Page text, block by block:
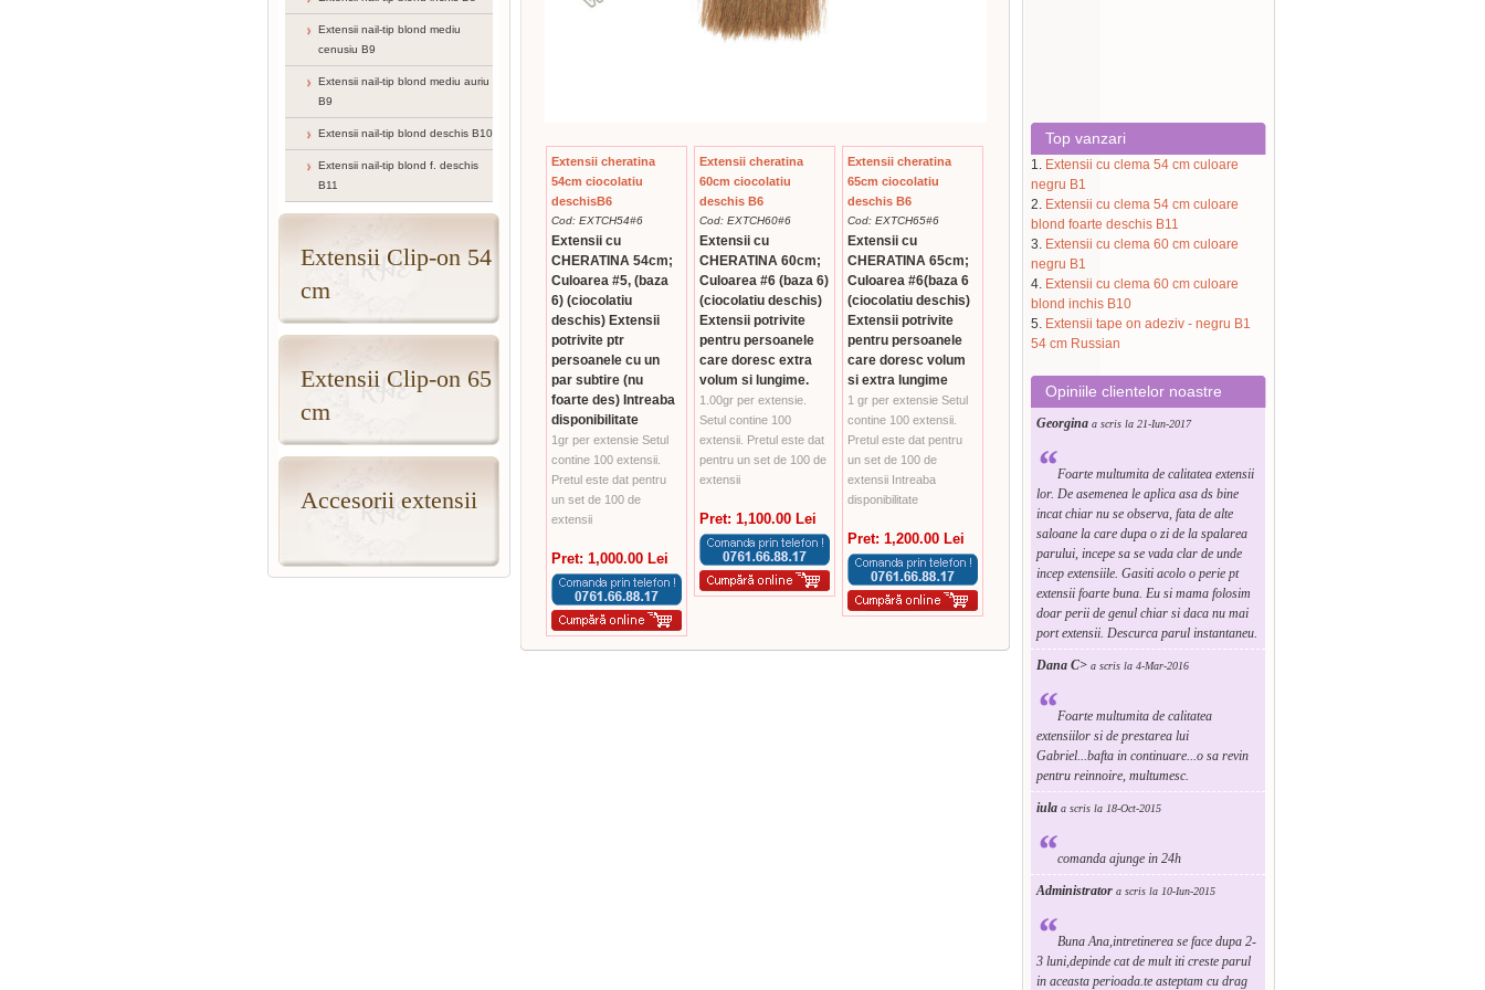
Extensii nail-tip blond mediu
cenusiu B9
Extensii nail-tip blond mediu auriu
B9
Extensii nail-tip blond deschis B10
Extensii nail-tip blond f. deschis
B11
Extensii Clip-on 54
cm
Extensii Clip-on 65
cm
Accesorii extensii
Extensii cheratina
54cm ciocolatiu
deschisB6
Cod: EXTCH54#6
Extensii cu
CHERATINA 54cm;
Culoarea #5, (baza
6) (ciocolatiu
deschis) Extensii
potrivite ptr
persoanele cu un
par subtire (nu
foarte des) Intreaba
disponibilitate
1gr per extensie Setul
contine 100 extensii.
Pretul este dat pentru
un set de 100 de
extensii
Pret: 1,000.00 Lei
Extensii cheratina
60cm ciocolatiu
deschis B6
Cod: EXTCH60#6
Extensii cu
CHERATINA 60cm;
Culoarea #6 (baza 6)
(ciocolatiu deschis)
Extensii potrivite
pentru persoanele
care doresc extra
volum si lungime.
1.00gr per extensie.
Setul contine 100
extensii. Pretul este dat
pentru un set de 100 de
extensii
Pret: 1,100.00 Lei
Extensii cheratina
65cm ciocolatiu
deschis B6
Cod: EXTCH65#6
Extensii cu
CHERATINA 65cm;
Culoarea #6(baza 6
(ciocolatiu deschis)
Extensii potrivite
pentru persoanele
care doresc volum
si extra lungime
1 gr per extensie Setul
contine 100 extensii.
Pretul este dat pentru
un set de 100 de
extensii Intreaba
disponibilitate
Pret: 1,200.00 Lei
Top vanzari
1. Extensii cu clema 54 cm culoare
negru B1
2. Extensii cu clema 54 cm culoare
blond foarte deschis B11
3. Extensii cu clema 60 cm culoare
negru B1
4. Extensii cu clema 60 cm culoare
blond inchis B10
5. Extensii tape on adeziv - negru B1
54 cm Russian
Opiniile clientelor noastre
Georgina a scris la 21-Iun-2017
“Foarte multumita de calitatea extensii
lor. De asemenea le aplica asa ds bine
incat chiar nu se observa, fata de alte
saloane la care dupa o zi de la spalarea
parului, incepe sa se vada clar de unde
incep extensiile. Gasiti acolo o perie pt
extensii foarte buna. Eu si mama folosim
doar perii de genul chiar si daca nu mai
port extensii. Descurca parul instantaneu.
Dana C> a scris la 4-Mar-2016
“Foarte multumita de calitatea
extensiilor si de prestarea lui
Gabriel...bafta in continuare...o sa revin
pentru reinnoire, multumesc.
iula a scris la 18-Oct-2015
“comanda ajunge in 24h
Administrator a scris la 10-Iun-2015
“Buna Ana,intretinerea se face dupa 2-
3 luni,depinde cat de mult iti creste parul
in aceasta perioada.te asteptam cu drag